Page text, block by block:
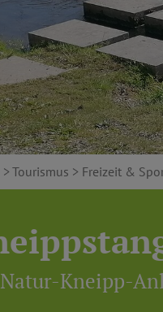
> Tourismus > Freizeit &
Kneipp-